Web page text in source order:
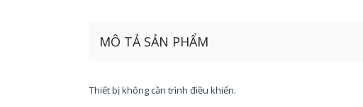
MÔ TẢ SẢN PHẨM
Thiết bị không cần trình điều khiển.